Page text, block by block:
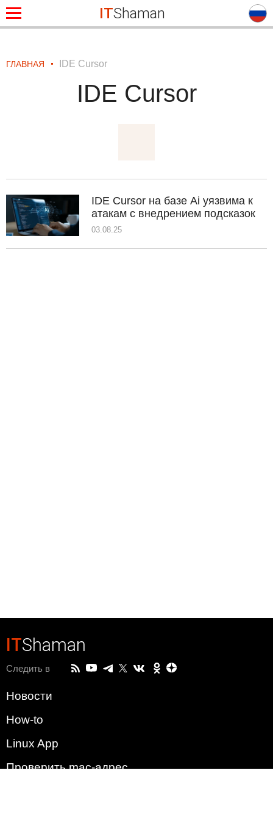
ITShaman
ГЛАВНАЯ IDE Cursor
IDE Cursor
IDE Cursor на базе Ai уязвима к
атакам с внедрением подсказок
03.08.25
ITShaman
Следить в
Новости
How-to
Linux App
Проверить mac-адрес